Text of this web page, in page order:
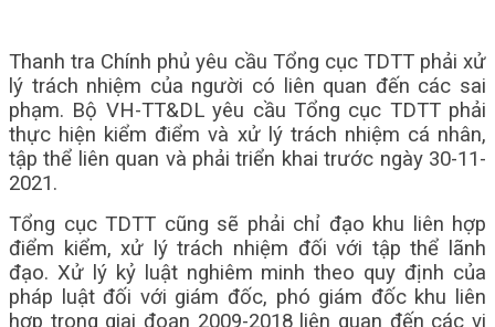
Thanh tra Chính phủ yêu cầu Tổng cục TDTT phải xử
lý trách nhiệm của người có liên quan đến các sai
phạm. Bộ VH-TT&DL yêu cầu Tổng cục TDTT phải
thực hiện kiểm điểm và xử lý trách nhiệm cá nhân,
tập thể liên quan và phải triển khai trước ngày 30-11-
2021.
Tổng cục TDTT cũng sẽ phải chỉ đạo khu liên hợp
điểm kiểm, xử lý trách nhiệm đối với tập thể lãnh
đạo. Xử lý kỷ luật nghiêm minh theo quy định của
pháp luật đối với giám đốc, phó giám đốc khu liên
hợp trong giai đoạn 2009-2018 liên quan đến các vi